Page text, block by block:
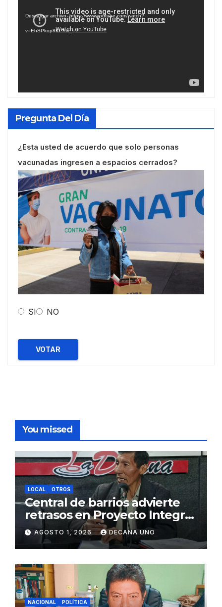
vídeo
Descargar archivo: https://www.youtube.com/watch?
v=EhSPkop8KPY&_=2
Pregunta Del Día
¿Esta usted de acuerdo que solo personas
vacunadas ingresen a espacios cerrados?
SI NO
VOTAR
You missed
LOCAL OTROS
Central de barrios advierte
retrasos en Proyecto Integral
de Agua y Alcantarillado para
Juliaca
AGOSTO 1, 2026 DECANA UNO
NACIONAL POLÍTICA